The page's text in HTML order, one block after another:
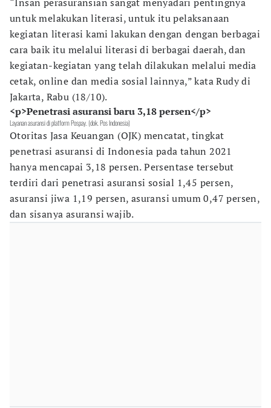
untuk melakukan literasi, untuk itu pelaksanaan
kegiatan literasi kami lakukan dengan dengan berbagai
cara baik itu melalui literasi di berbagai daerah, dan
kegiatan-kegiatan yang telah dilakukan melalui media
cetak, online dan media sosial lainnya,” kata Rudy di
Jakarta, Rabu (18/10).
<p>Penetrasi asuransi baru 3,18 persen</p>
Layanan asuransi di platform Pospay. (dok. Pos Indonesia)
Otoritas Jasa Keuangan (OJK) mencatat, tingkat
penetrasi asuransi di Indonesia pada tahun 2021
hanya mencapai 3,18 persen. Persentase tersebut
terdiri dari penetrasi asuransi sosial 1,45 persen,
asuransi jiwa 1,19 persen, asuransi umum 0,47 persen,
dan sisanya asuransi wajib.